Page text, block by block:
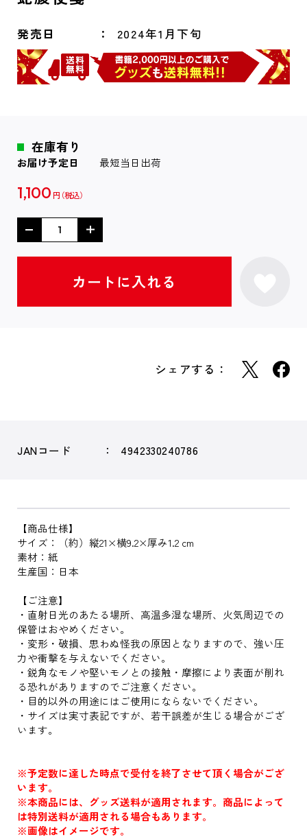
発売日 2024年1月下旬
在庫有り
お届け予定日 最短当日出荷
1,100 円
シェアする：
JANコード 4942330240786
【商品仕様】
サイズ：（約）縦21×横9.2×厚み1.2 cm
素材：紙
生産国：日本
【ご注意】
・直射日光のあたる場所、高温多湿な場所、火気周辺での
保管はおやめください。
・変形・破損、思わぬ怪我の原因となりますので、強い圧
力や衝撃を与えないでください。
・鋭角なモノや堅いモノとの接触・摩擦により表面が削れ
る恐れがありますのでご注意ください。
・目的以外の用途にはご使用にならないでください。
・サイズは実寸表記ですが、若干誤差が生じる場合がござ
います。
※予定数に達した時点で受付を終了させて頂く場合がござ
います。
※本商品には、グッズ送料が適用されます。商品によって
は特別送料が適用される場合もあります。
※画像はイメージです。